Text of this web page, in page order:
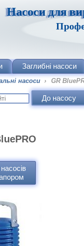
Насоси для
Заглибні насоси
насоси › GR